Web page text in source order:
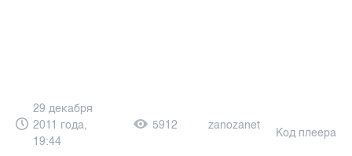
29 декабря
2011 года,
19:44
5912 zanozanet
Код плеера